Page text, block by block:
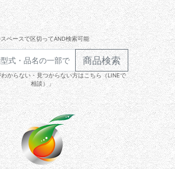
ペースで区切ってAND検索可能
商品検索
からない・見つからない方はこちら（LINEで
相談）」